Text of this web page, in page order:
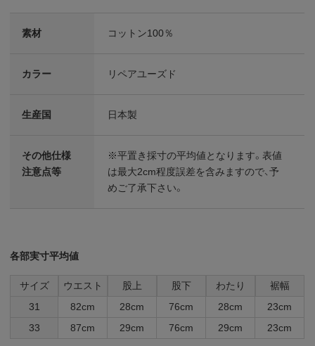
素材 コットン100％
カラー リペアユーズド
生産国 日本製
その他仕様
注意点等
※平置き採寸の平均値となります。表値
は最大2cm程度誤差を含みますので、予
めご了承下さい。
各部実寸平均値
サイズ ウエスト 股上 股下 わたり
裾幅
31
82cm 28cm 76cm 28cm
23cm
33
87cm 29cm 76cm 29cm 23cm